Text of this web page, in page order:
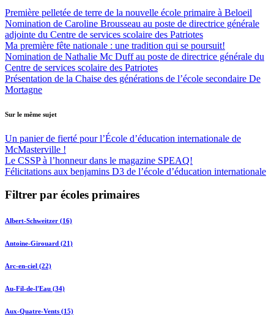
Première pelletée de terre de la nouvelle école primaire à Beloeil
Nomination de Caroline Brousseau au poste de directrice générale
adjointe du Centre de services scolaire des Patriotes
Ma première fête nationale : une tradition qui se poursuit!
Nomination de Nathalie Mc Duff au poste de directrice générale du
Centre de services scolaire des Patriotes
Présentation de la Chaise des générations de l’école secondaire De
Mortagne
Sur le même sujet
Un panier de fierté pour l’École d’éducation internationale de
McMasterville !
Le CSSP à l’honneur dans le magazine SPEAQ!
Félicitations aux benjamins D3 de l’école d’éducation internationale
Filtrer par écoles primaires
Albert-Schweitzer (16)
Antoine-Girouard (21)
Arc-en-ciel (22)
Au-Fil-de-l'Eau (34)
Aux-Quatre-Vents (15)